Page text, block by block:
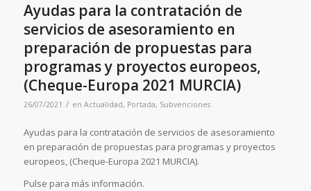
Ayudas para la contratación de
servicios de asesoramiento en
preparación de propuestas para
programas y proyectos europeos,
(Cheque-Europa 2021 MURCIA)
26/07/2021 / en Actualidad, Portada, Subvenciones
Ayudas para la contratación de servicios de asesoramiento
en preparación de propuestas para programas y proyectos
europeos, (Cheque-Europa 2021 MURCIA).
Pulse para más información.